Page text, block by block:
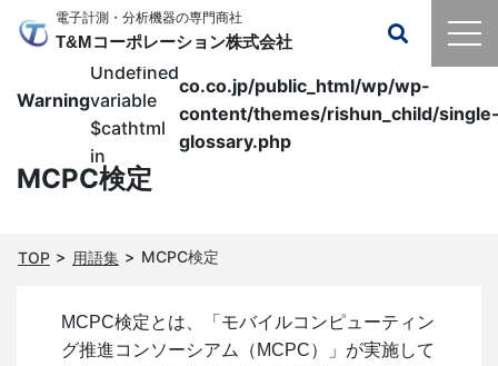
電子計測・分析機器の専門商社
T&Mコーポレーション株式会社
Warning
:
Undefined
variable
$cathtml
in
co.co.jp/public_html/wp/wp-
content/themes/rishun_child/
glossary.php
MCPC検定
TOP 用語集 MCPC検定
MCPC検定とは、「モバイルコンピューティン
グ推進コンソーシアム（MCPC）」が実施して